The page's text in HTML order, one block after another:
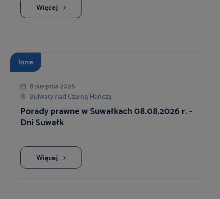
Więcej
Inne
8 sierpnia 2026
Bulwary nad Czarną Hańczą
Porady prawne w Suwałkach 08.08.2026 r. -
Dni Suwałk
Więcej